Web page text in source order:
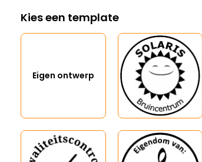
Kies een template
Eigen ontwerp